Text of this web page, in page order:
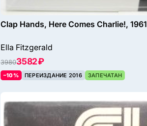
Clap Hands, Here Comes Charlie!, 1961
Ella Fitzgerald
39803582 ₽
–10% ПЕРЕИЗДАНИЕ 2016 ЗАПЕЧАТАН